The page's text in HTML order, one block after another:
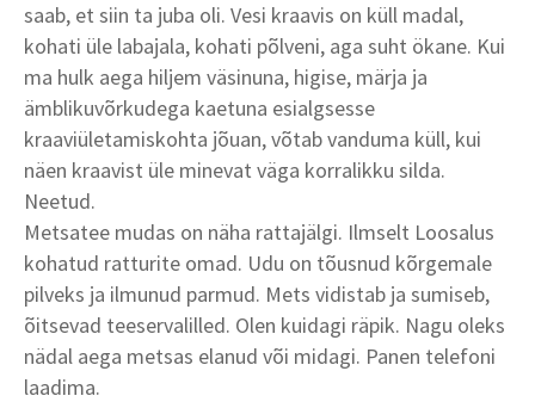
saab, et siin ta juba oli. Vesi kraavis on küll madal,
kohati üle labajala, kohati põlveni, aga suht ökane. Kui
ma hulk aega hiljem väsinuna, higise, märja ja
ämblikuvõrkudega kaetuna esialgsesse
kraaviületamiskohta jõuan, võtab vanduma küll, kui
näen kraavist üle minevat väga korralikku silda.
Neetud.
Metsatee mudas on näha rattajälgi. Ilmselt Loosalus
kohatud ratturite omad. Udu on tõusnud kõrgemale
pilveks ja ilmunud parmud. Mets vidistab ja sumiseb,
õitsevad teeservalilled. Olen kuidagi räpik. Nagu oleks
nädal aega metsas elanud või midagi. Panen telefoni
laadima.